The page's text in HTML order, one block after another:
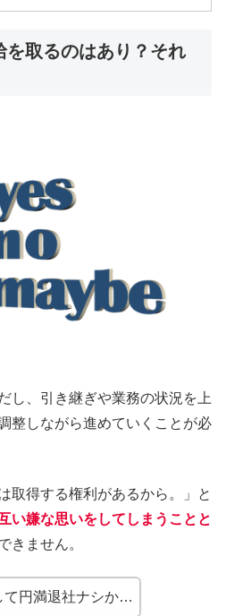
を取るのはあり？それ
し、引き継ぎや業務の状況を上
整しながら進めていくことが必
取得する権利があるから。」と
い嫌な思いをしてしまうことと
きません。
て円満退社ナシか…